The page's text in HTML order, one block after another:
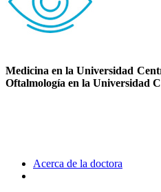
Medicina en la Universidad
Oftalmología en la Universidad
Acerca de la doctora